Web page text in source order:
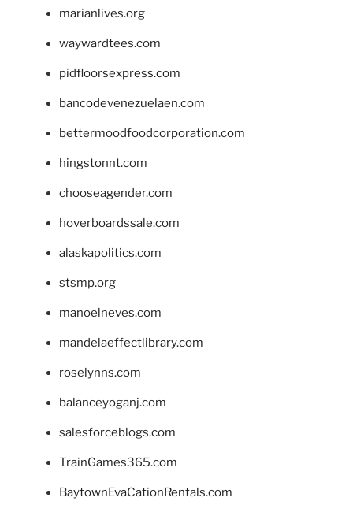
marianlives.org
waywardtees.com
pidfloorsexpress.com
bancodevenezuelaen.com
bettermoodfoodcorporation.com
hingstonnt.com
chooseagender.com
hoverboardssale.com
alaskapolitics.com
stsmp.org
manoelneves.com
mandelaeffectlibrary.com
roselynns.com
balanceyoganj.com
salesforceblogs.com
TrainGames365.com
BaytownEvaCationRentals.com